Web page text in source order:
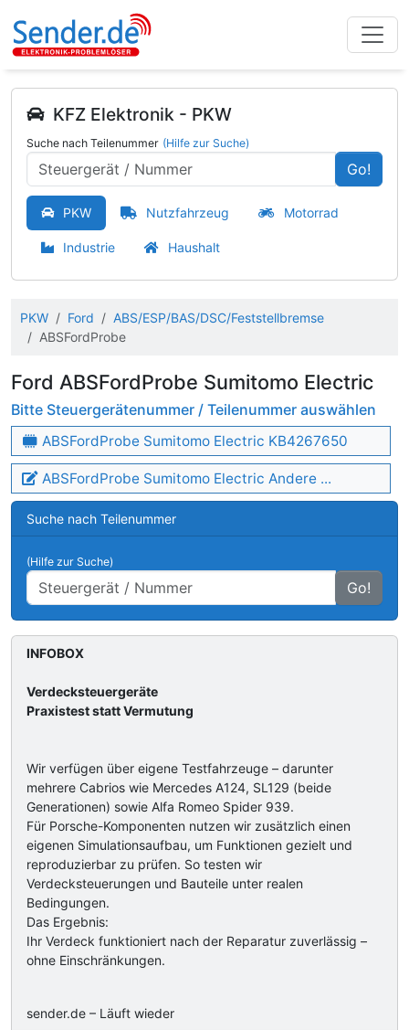
KFZ Elektronik - PKW
Suche nach Teilenummer (Hilfe zur Suche)
Go!
PKW Nutzfahrzeug Motorrad
Industrie Haushalt
PKW Ford
ABS/ESP/BAS/DSC/Feststellbremse
ABSFordProbe
Ford ABSFordProbe Sumitomo Electric
Bitte Steuergerätenummer / Teilenummer auswählen
ABSFordProbe Sumitomo Electric KB4267650
ABSFordProbe Sumitomo Electric Andere ...
Suche nach Teilenummer
(Hilfe zur Suche)
Go!
INFOBOX
Verdecksteuergeräte
Praxistest statt Vermutung
Wir verfügen über eigene Testfahrzeuge – darunter
mehrere Cabrios wie Mercedes A124, SL129 (beide
Generationen) sowie Alfa Romeo Spider 939.
Für Porsche-Komponenten nutzen wir zusätzlich einen
eigenen Simulationsaufbau, um Funktionen gezielt und
reproduzierbar zu prüfen. So testen wir
Verdecksteuerungen und Bauteile unter realen
Bedingungen.
Das Ergebnis:
Ihr Verdeck funktioniert nach der Reparatur zuverlässig –
ohne Einschränkungen.
sender.de – Läuft wieder